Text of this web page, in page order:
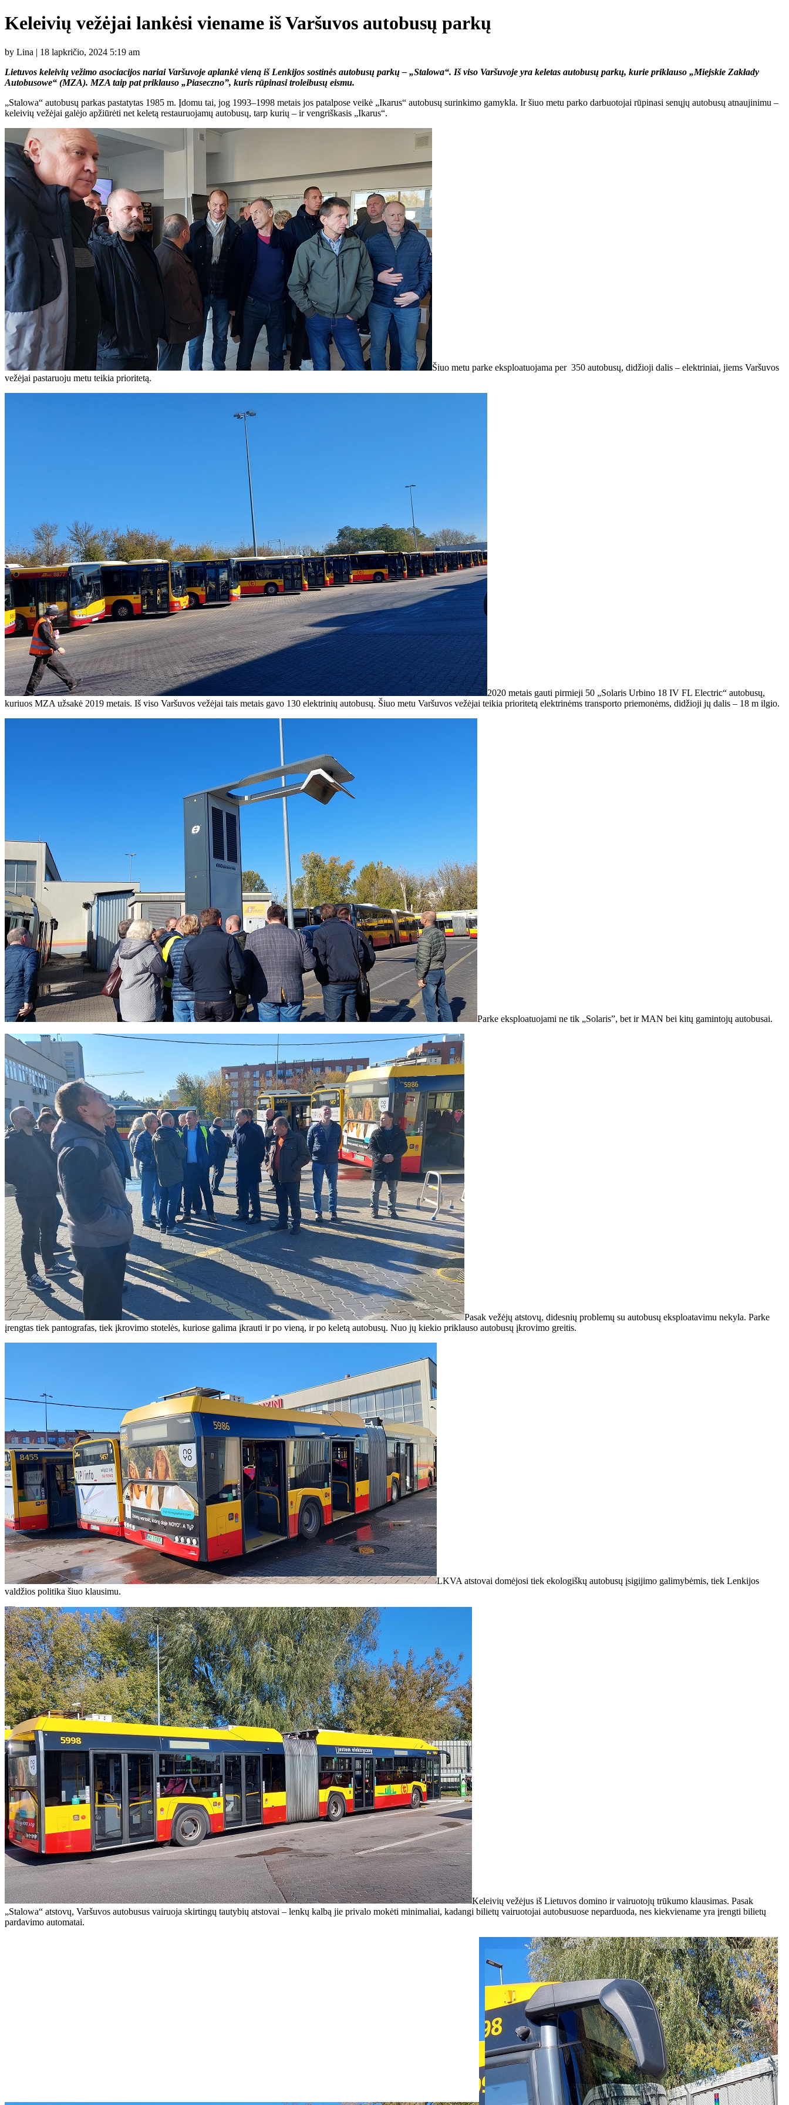
Keleivių vežėjai lankėsi viename iš Varšuvos autobusų parkų
by Lina | 18 lapkričio, 2024 5:19 am
Lietuvos keleivių vežimo asociacijos nariai Varšuvoje aplankė vieną iš Lenkijos sostinės autobusų parkų – „Stalowa“. Iš viso Varšuvoje yra keletas autobusų parkų, kurie priklauso „Miejskie Zakłady
Autobusowe“ (MZA). MZA taip pat priklauso „Piaseczno”, kuris rūpinasi troleibusų eismu.
„Stalowa“ autobusų parkas pastatytas 1985 m. Įdomu tai, jog 1993–1998 metais jos patalpose veikė „Ikarus“ autobusų surinkimo gamykla. Ir šiuo metu parko darbuotojai rūpinasi senųjų autobusų atnaujinimu –
keleivių vežėjai galėjo apžiūrėti net keletą restauruojamų autobusų, tarp kurių – ir vengriškasis „Ikarus“.
Šiuo metu parke eksploatuojama per 350 autobusų, didžioji dalis – elektriniai, jiems Varšuvos
vežėjai pastaruoju metu teikia prioritetą.
2020 metais gauti pirmieji 50 „Solaris Urbino 18 IV FL Electric“ autobusų,
kuriuos MZA užsakė 2019 metais. Iš viso Varšuvos vežėjai tais metais gavo 130 elektrinių autobusų. Šiuo metu Varšuvos vežėjai teikia prioritetą elektrinėms transporto priemonėms, didžioji jų dalis – 18 m ilgio.
Parke eksploatuojami ne tik „Solaris”, bet ir MAN bei kitų gamintojų autobusai.
Pasak vežėjų atstovų, didesnių problemų su autobusų eksploatavimu nekyla. Parke
įrengtas tiek pantografas, tiek įkrovimo stotelės, kuriose galima įkrauti ir po vieną, ir po keletą autobusų. Nuo jų kiekio priklauso autobusų įkrovimo greitis.
LKVA atstovai domėjosi tiek ekologiškų autobusų įsigijimo galimybėmis, tiek Lenkijos
valdžios politika šiuo klausimu.
Keleivių vežėjus iš Lietuvos domino ir vairuotojų trūkumo klausimas. Pasak
„Stalowa“ atstovų, Varšuvos autobusus vairuoja skirtingų tautybių atstovai – lenkų kalbą jie privalo mokėti minimaliai, kadangi bilietų vairuotojai autobusuose neparduoda, nes kiekviename yra įrengti bilietų
pardavimo automatai.